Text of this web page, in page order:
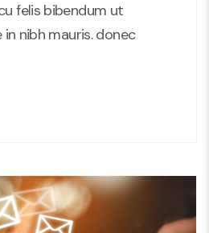
felis bibendum ut
nibh mauris. donec